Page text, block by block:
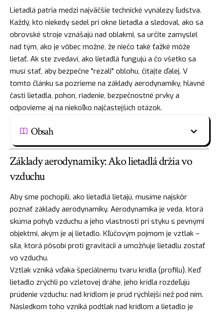
Lietadlá patria medzi najväčšie technické vynálezy ľudstva.
Každý, kto niekedy sedel pri okne lietadla a sledoval, ako sa
obrovské stroje vznášajú nad oblakmi, sa určite zamyslel
nad tým, ako je vôbec možné, že niečo také ťažké môže
lietať. Ak ste zvedaví, ako lietadlá fungujú a čo všetko sa
musí stať, aby bezpečne "rezali" oblohu, čítajte ďalej. V
tomto článku sa pozrieme na základy aerodynamiky, hlavné
časti lietadla, pohon, riadenie, bezpečnostné prvky a
odpovieme aj na niekoľko najčastejších otázok.
Obsah
Základy aerodynamiky: Ako lietadlá držia vo
vzduchu
Aby sme pochopili, ako lietadlá lietajú, musíme najskôr
poznať základy aerodynamiky. Aerodynamika je veda, ktorá
skúma pohyb vzduchu a jeho vlastnosti pri styku s pevnými
objektmi, akým je aj lietadlo. Kľúčovým pojmom je vztlak –
sila, ktorá pôsobí proti gravitácii a umožňuje lietadlu zostať
vo vzduchu.
Vztlak vzniká vďaka špeciálnemu tvaru krídla (profilu). Keď
lietadlo zrýchli po vzletovej dráhe, jeho krídla rozdeľujú
prúdenie vzduchu: nad krídlom je prúd rýchlejší než pod ním.
Následkom toho vzniká podtlak nad krídlom a lietadlo je